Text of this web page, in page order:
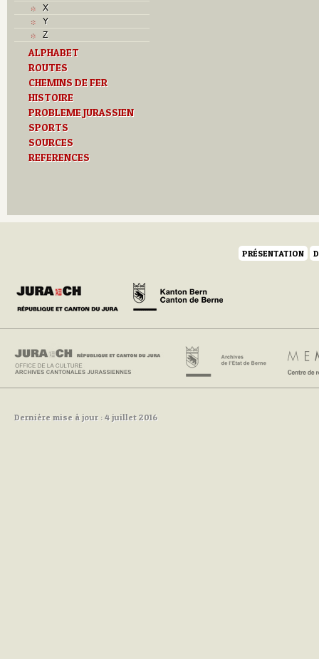
X
Y
Z
ALPHABET
ROUTES
CHEMINS DE FER
HISTOIRE
PROBLEME JURASSIEN
SPORTS
SOURCES
REFERENCES
PRÉSENTATION
Dernière mise à jour : 4 juillet 2016